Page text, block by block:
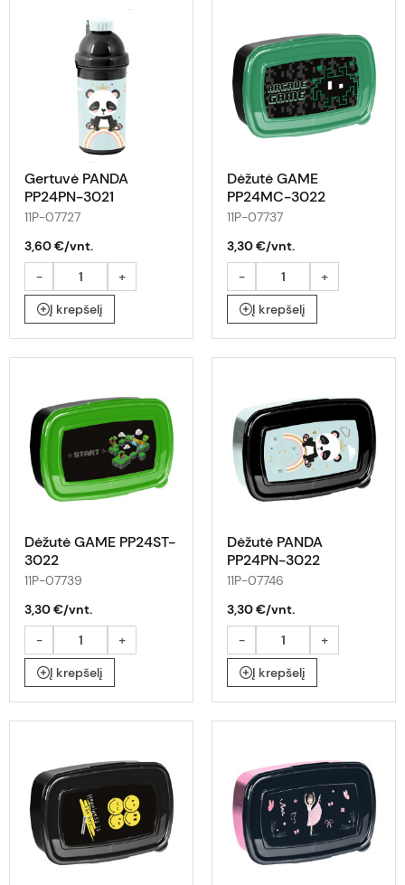
Gertuvė PANDA
PP24PN-3021
11P-07727
3,60 €/vnt.
-
+
Į krepšelį
Dėžutė GAME
PP24MC-3022
11P-07737
3,30 €/vnt.
-
+
Į krepšelį
Dėžutė GAME PP24ST-
3022
11P-07739
3,30 €/vnt.
-
+
Į krepšelį
Dėžutė PANDA
PP24PN-3022
11P-07746
3,30 €/vnt.
-
+
Į krepšelį